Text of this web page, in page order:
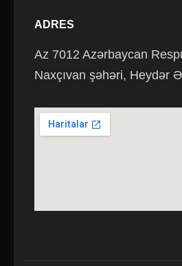
ADRES
Az 7012 Azərbaycan
Naxçıvan şəhəri, Heydər